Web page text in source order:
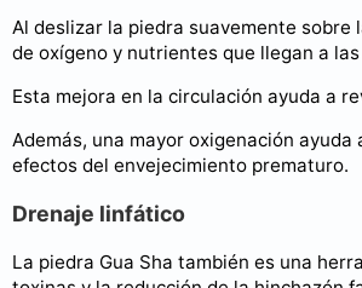
Al deslizar la piedra suavemente
de oxígeno y nutrientes que llegan a
Esta mejora en la circulación ayuda a
Además, una mayor oxigenación
efectos del envejecimiento prematuro.
Drenaje linfático
La piedra Gua Sha también es una